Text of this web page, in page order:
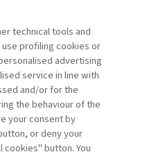
CHE SEMINA
technical tools and
profiling cookies or
advertising
service in line with
and/or for the
the behaviour of the
your consent by
or deny your
button. You